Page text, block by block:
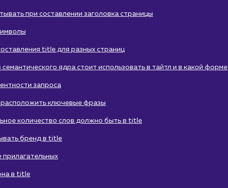
при составлении заголовка страницы
title для разных страниц
семантического ядра стоит использовать в тайтл и в какой форме
запроса
расположить ключевые фразы
количество слов должно быть в title
бренд в title
прилагательных
в title